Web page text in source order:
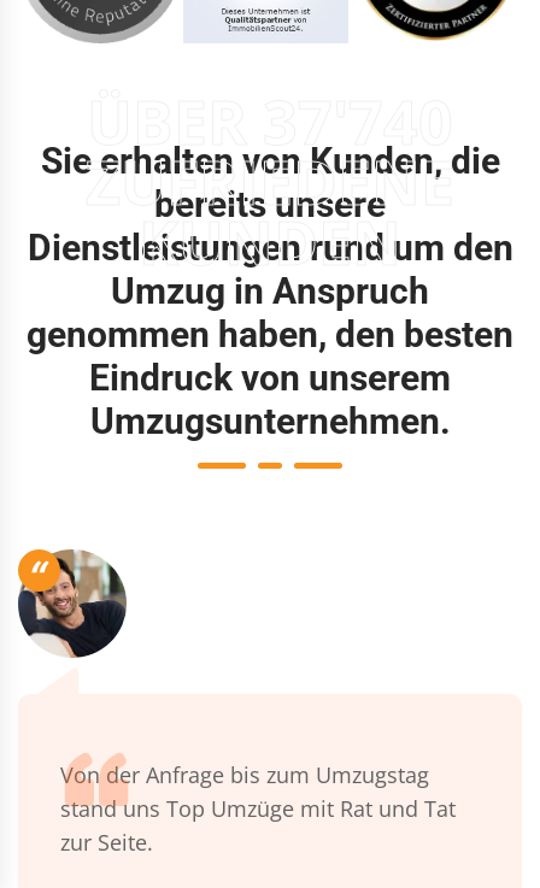
ZUFRIEDENE
KUNDEN
Sie erhalten von Kunden, die
bereits unsere
Dienstleistungen rund um den
Umzug in Anspruch
genommen haben, den besten
Eindruck von unserem
Umzugsunternehmen.
“
Von der Anfrage bis zum Umzugstag
stand uns Top Umzüge mit Rat und Tat
zur Seite.